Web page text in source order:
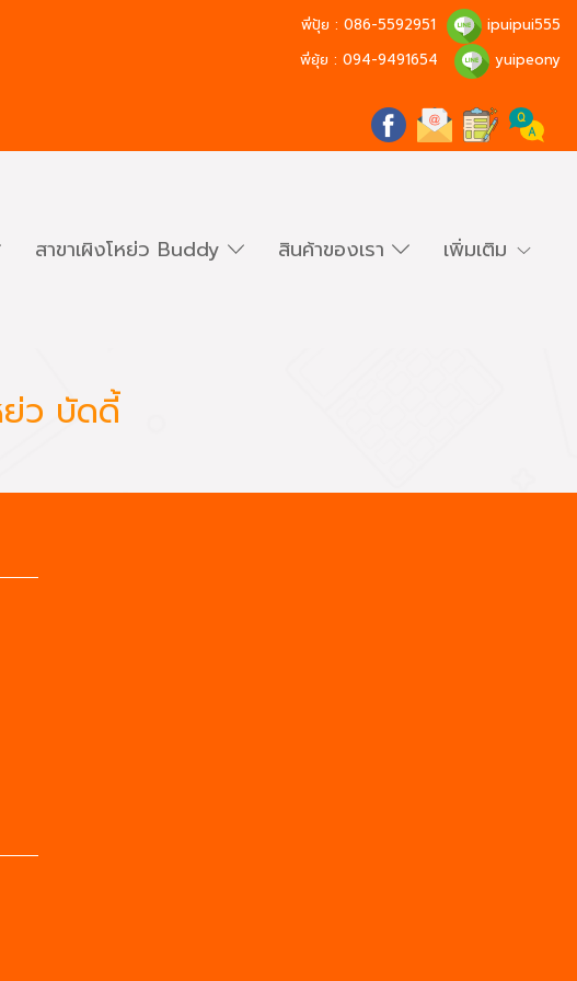
พี่ปุ้ย : 086-5592951
ipuipui555
พี่ยุ้ย : 094-9491654 yuipeony
สาขาเผิงโหย่ว Buddy สินค้าของเรา เพิ่มเติม
ย่ว บัดดี้